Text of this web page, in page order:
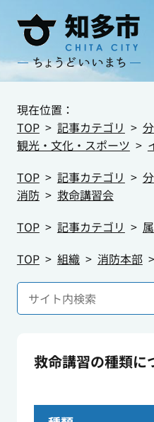
現在位置：
TOP
記事カテゴリ
観光・文化・スポーツ
TOP
記事カテゴリ
消防
救命講習会
TOP
記事カテゴリ
TOP
組織 消防本部
救命講習の種類に